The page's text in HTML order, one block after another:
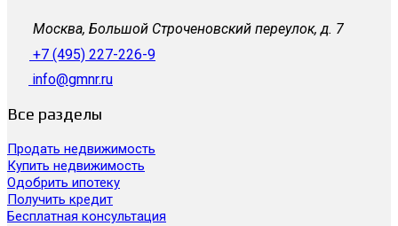
Москва, Большой Строченовский переулок, д. 7
+7 (495) 227-226-9
info@gmnr.ru
Все разделы
Продать недвижимость
Купить недвижимость
Одобрить ипотеку
Получить кредит
Бесплатная консультация